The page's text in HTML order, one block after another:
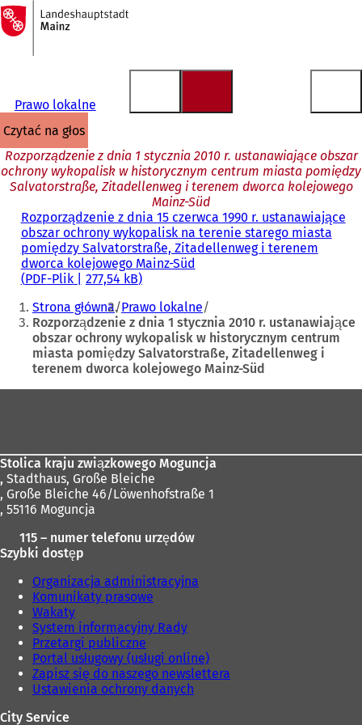
Przejdź do treści
Do
strony
głównej
Prawo lokalne
czytać na głos
Rozporządzenie z dnia 1 stycznia 2010 r. ustanawiające obszar
ochrony wykopalisk w historycznym centrum miasta pomiędzy
Salvatorstraße, Zitadellenweg i terenem dworca kolejowego
Mainz-Süd
Rozporządzenie z dnia 15 czerwca 1990 r. ustanawiające
obszar ochrony wykopalisk na terenie starego miasta
pomiędzy Salvatorstraße, Zitadellenweg i terenem
dworca kolejowego Mainz-Süd
PDF-Plik 277,54 kB
Jesteś
tutaj:
Strona główna Prawo lokalne
Rozporządzenie z dnia 1 stycznia 2010 r. ustanawiające
obszar ochrony wykopalisk w historycznym centrum
miasta pomiędzy Salvatorstraße, Zitadellenweg i
terenem dworca kolejowego Mainz-Süd
Stolica kraju związkowego Moguncja
, Stadthaus, Große Bleiche
, Große Bleiche 46/Löwenhofstraße 1
, 55116 Moguncja
115 – numer telefonu urzędów
Szybki dostęp
Organizacja administracyjna
Komunikaty prasowe
Wakaty
System informacyjny Rady
Przetargi publiczne
Portal usługowy (usługi online)
Zapisz się do naszego newslettera
Ustawienia ochrony danych
City Service